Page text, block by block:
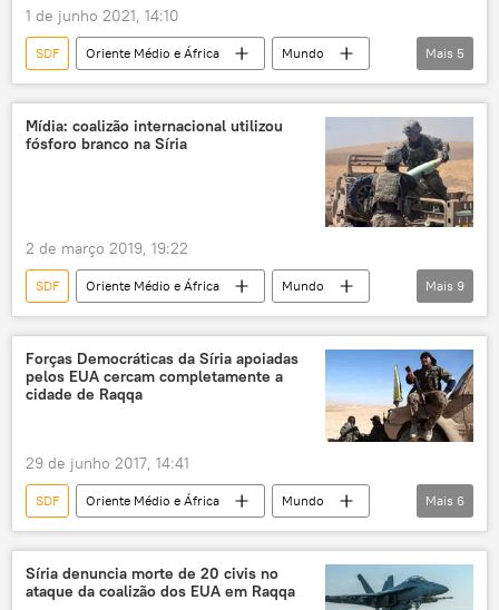
1 de junho 2021, 14:10
SDF Oriente Médio e África
Mundo
Notícias
Forças Democráticas Sírias (SDF)
FDS
Sputnik Sputnik News
Mais 5
Mídia: coalizão internacional utilizou
fósforo branco na Síria
2 de março 2019, 19:22
SDF Oriente Médio e África
Mundo
Notícias
Baghouz
Síria
Bassam Ishak
Forças Democráticas Sírias (SDF)
Daesh
Mais 9
Forças Democráticas da Síria apoiadas
pelos EUA cercam completamente a
cidade de Raqqa
29 de junho 2017, 14:41
SDF Oriente Médio e África
Mundo
Notícias
Raqqa
Síria
Ryan Dillon
coalizão internacional
Daesh
Mais 6
Síria denuncia morte de 20 civis no
ataque da coalizão dos EUA em Raqqa